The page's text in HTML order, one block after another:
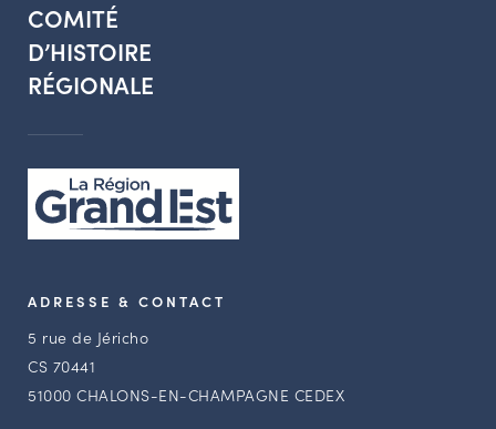
COMITÉ
D’HISTOIRE
RÉGIONALE
ADRESSE & CONTACT
5 rue de Jéricho
CS 70441
51000 CHALONS-EN-CHAMPAGNE CEDEX